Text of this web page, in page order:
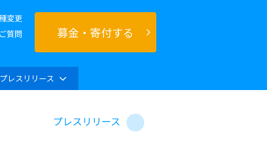
変更
質問
募金・寄付する
レスリリース
プレスリリース